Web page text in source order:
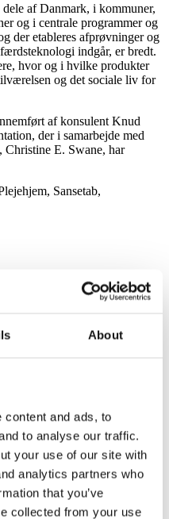
About
content and ads, to
to analyse our traffic.
your use of our site with
analytics partners who
that you’ve
collected from your use
af Danmark, i kommuner,
og i centrale programmer og
der etableres afprøvninger og
indgår, er bredt.
hvor og i hvilke produkter
og det sociale liv for
af konsulent Knud
der i samarbejde med
E. Swane, har
, Sansetab,